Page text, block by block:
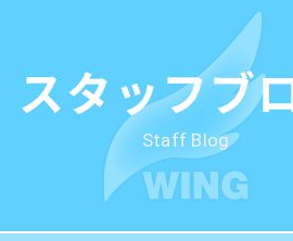
スタッフブ
Staff Blog